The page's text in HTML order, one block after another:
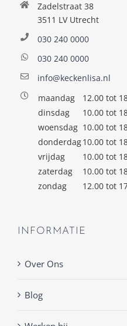
Zadelstraat 38
3511 LV Utrecht
030 240 0000
030 240 0000
info@keckenlisa.nl
maandag
12.00 tot
dinsdag
10.00 tot
woensdag 10.00 tot
donderdag10.00 tot
vrijdag
10.00 tot
zaterdag
10.00 tot
zondag
12.00 tot
INFORMATIE
Over Ons
Blog